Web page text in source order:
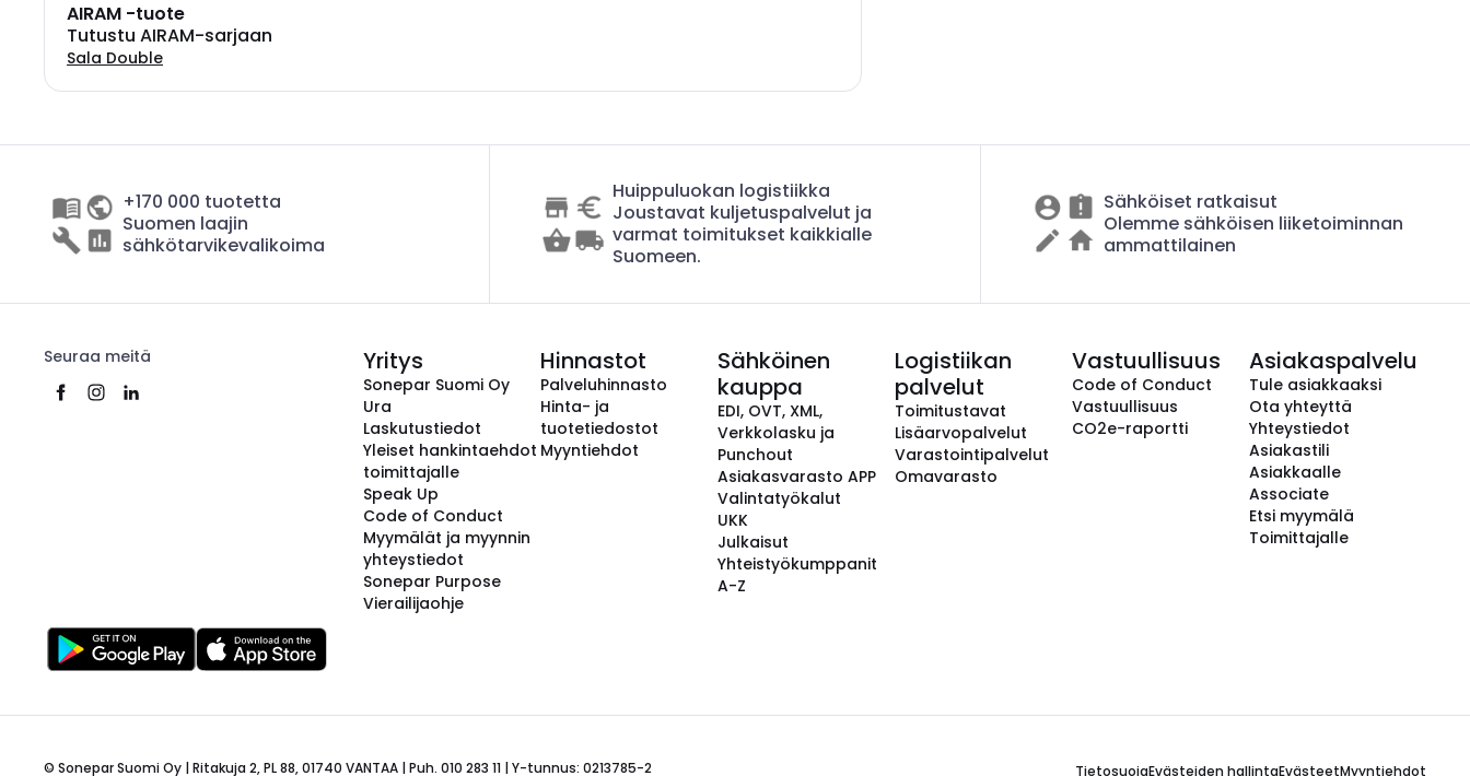
AIRAM -tuote
Tutustu AIRAM-sarjaan
Sala Double
+170 000 tuotetta
Suomen laajin
sähkötarvikevalikoima
Huippuluokan logistiikka
Joustavat kuljetuspalvelut ja
varmat toimitukset kaikkialle
Suomeen.
Sähköiset ratkaisut
Olemme sähköisen liiketoiminnan
ammattilainen
Seuraa meitä Yritys
Sonepar Suomi Oy
Ura
Laskutustiedot
Yleiset hankintaehdot
toimittajalle
Speak Up
Code of Conduct
Myymälät ja myynnin
yhteystiedot
Sonepar Purpose
Vierailijaohje
Hinnastot
Palveluhinnasto
Hinta- ja
tuotetiedostot
Myyntiehdot
Sähköinen
kauppa
EDI, OVT, XML,
Verkkolasku ja
Punchout
Asiakasvarasto APP
Valintatyökalut
UKK
Julkaisut
Yhteistyökumppanit
A-Z
Logistiikan
palvelut
Toimitustavat
Lisäarvopalvelut
Varastointipalvelut
Omavarasto
Vastuullisuus
Code of Conduct
Vastuullisuus
CO2e-raportti
Asiakaspalvelu
Tule asiakkaaksi
Ota yhteyttä
Yhteystiedot
Asiakastili
Asiakkaalle
Associate
Etsi myymälä
Toimittajalle
© Sonepar Suomi Oy | Ritakuja 2, PL 88, 01740 VANTAA | Puh. 010 283 11 | Y-tunnus: 0213785-2 TietosuojaEvästeiden hallintaEvästeetMyyntiehdot